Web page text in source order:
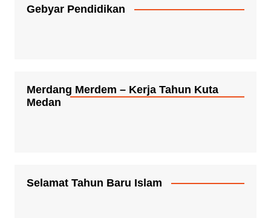
Gebyar Pendidikan
Merdang Merdem – Kerja Tahun Kuta
Medan
Selamat Tahun Baru Islam